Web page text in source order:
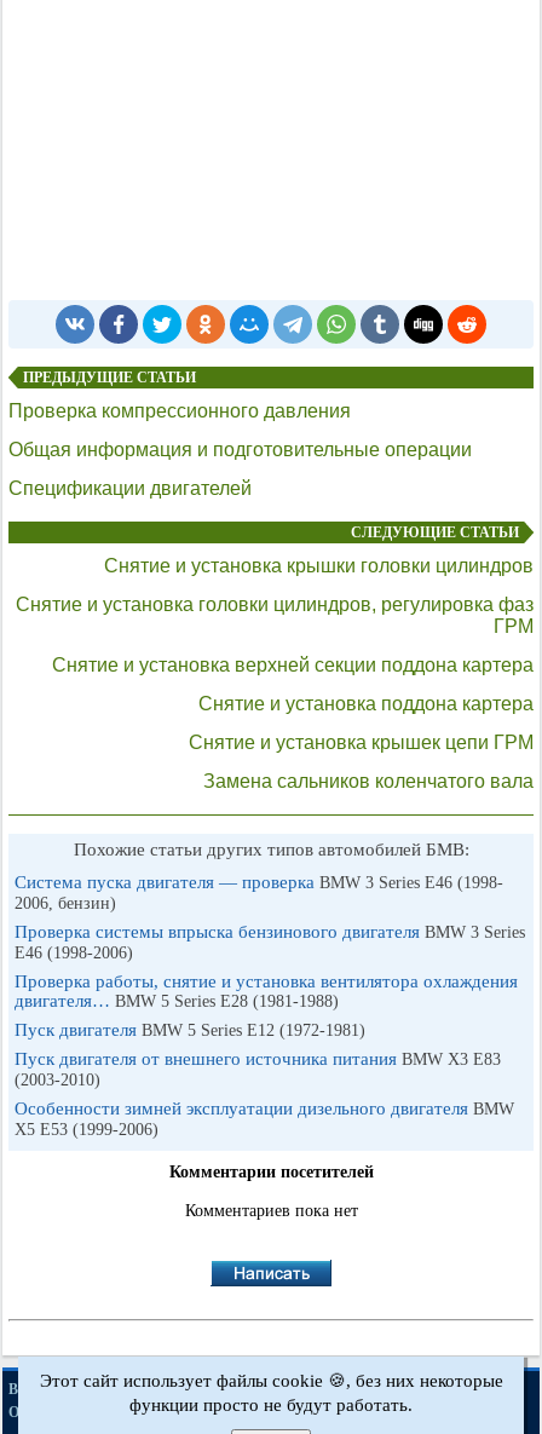
ПРЕДЫДУЩИЕ СТАТЬИ
Проверка компрессионного давления
Общая информация и подготовительные операции
Спецификации двигателей
СЛЕДУЮЩИЕ СТАТЬИ
Снятие и установка крышки головки цилиндров
Снятие и установка головки цилиндров, регулировка фаз
ГРМ
Снятие и установка верхней секции поддона картера
Снятие и установка поддона картера
Снятие и установка крышек цепи ГРМ
Замена сальников коленчатого вала
Похожие статьи других типов автомобилей БМВ:
Система пуска двигателя — проверка BMW 3 Series E46 (1998-
2006, бензин)
Проверка системы впрыска бензинового двигателя BMW 3 Series
E46 (1998-2006)
Проверка работы, снятие и установка вентилятора охлаждения
двигателя… BMW 5 Series E28 (1981-1988)
Пуск двигателя BMW 5 Series E12 (1972-1981)
Пуск двигателя от внешнего источника питания BMW X3 E83
(2003-2010)
Особенности зимней эксплуатации дизельного двигателя BMW
X5 E53 (1999-2006)
Комментарии посетителей
Комментариев пока нет
BMWman.ru © 2017-2026·Полная версия·Новости и статьи ·Карта сайта
Обратная связь
Поиск по сайту
Этот сайт использует файлы cookie 🍪, без них некоторые
функции просто не будут работать.